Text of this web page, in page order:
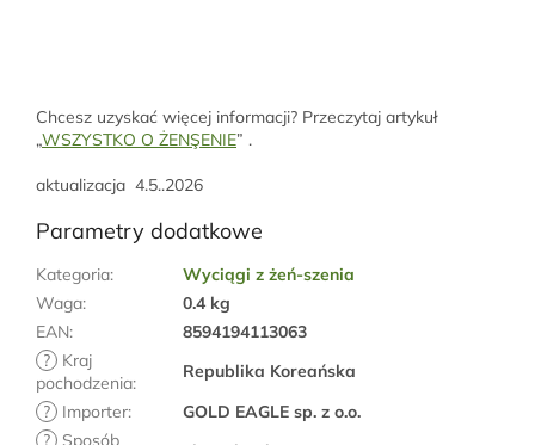
Chcesz uzyskać więcej informacji? Przeczytaj artykuł
„WSZYSTKO O ŻENŞENIE” .
aktualizacja 4.5..2026
Parametry dodatkowe
Kategoria:
Wyciągi z żeń-szenia
Waga:
0.4 kg
EAN:
8594194113063
?
Kraj
pochodzenia:
Republika Koreańska
?
Importer:
GOLD EAGLE sp. z o.o.
?
Sposób